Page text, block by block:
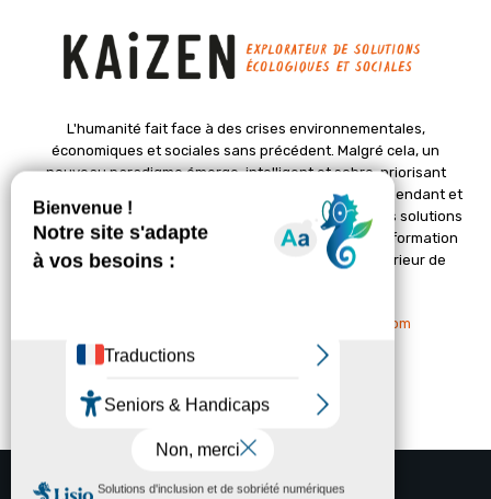
L'humanité fait face à des crises environnementales,
économiques et sociales sans précédent. Malgré cela, un
nouveau paradigme émerge, intelligent et sobre, priorisant
l'épanouissement de la vie. Le magazine Kaizen, indépendant et
positif, met en lumière des initiatives pionnières et des solutions
créatives pour un avenir meilleur. Il croit en une transformation
profonde des sociétés grâce à un changement intérieur de
contact@kaizen-magazine.com
A propos
Contact